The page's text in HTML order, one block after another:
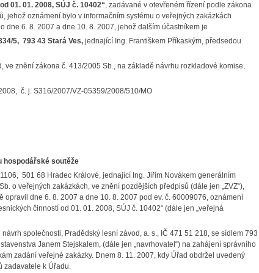
01. 01. 2008, SÚJ č. 10402“, zadávané v otevřeném řízení podle zákona
jehož oznámení bylo v informačním systému o veřejných zakázkách
6. 8. 2007 a dne 10. 8. 2007, jehož dalším účastníkem je
5, 793 43 Stará Ves, jednající Ing. Františkem Příkaským, předsedou
znění zákona č. 413/2005 Sb., na základě návrhu rozkladové komise,
č. j. S316/2007/VZ-05359/2008/510/MO
hospodářské soutěže
501 68 Hradec Králové, jednající Ing. Jiřím Novákem generálním
o veřejných zakázkách, ve znění pozdějších předpisů (dále jen „ZVZ“),
dne 6. 8. 2007 a dne 10. 8. 2007 pod ev. č. 60009076, oznámení
činností od 01. 01. 2008, SÚJ č. 10402“ (dále jen „veřejná
společnosti, Pradědský lesní závod, a. s., IČ 471 51 218, se sídlem 793
Janem Stejskalem, (dále jen „navrhovatel“) na zahájení správního
zadání veřejné zakázky. Dnem 8. 11. 2007, kdy Úřad obdržel uvedený
zadavatele k Úřadu.